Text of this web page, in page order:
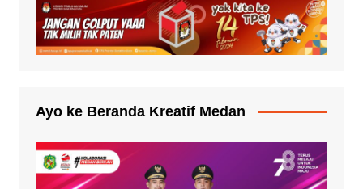
Ayo ke Beranda Kreatif Medan